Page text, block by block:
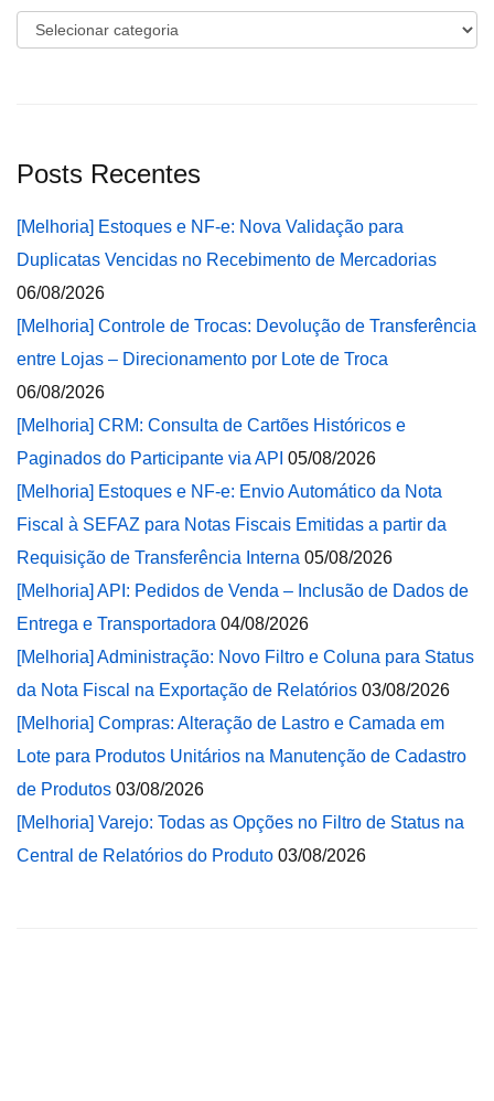
Categorias
Posts Recentes
[Melhoria] Estoques e NF-e: Nova Validação para
Duplicatas Vencidas no Recebimento de Mercadorias
06/08/2026
[Melhoria] Controle de Trocas: Devolução de Transferência
entre Lojas – Direcionamento por Lote de Troca
06/08/2026
[Melhoria] CRM: Consulta de Cartões Históricos e
Paginados do Participante via API 05/08/2026
[Melhoria] Estoques e NF-e: Envio Automático da Nota
Fiscal à SEFAZ para Notas Fiscais Emitidas a partir da
Requisição de Transferência Interna 05/08/2026
[Melhoria] API: Pedidos de Venda – Inclusão de Dados de
Entrega e Transportadora 04/08/2026
[Melhoria] Administração: Novo Filtro e Coluna para Status
da Nota Fiscal na Exportação de Relatórios 03/08/2026
[Melhoria] Compras: Alteração de Lastro e Camada em
Lote para Produtos Unitários na Manutenção de Cadastro
de Produtos 03/08/2026
[Melhoria] Varejo: Todas as Opções no Filtro de Status na
Central de Relatórios do Produto 03/08/2026